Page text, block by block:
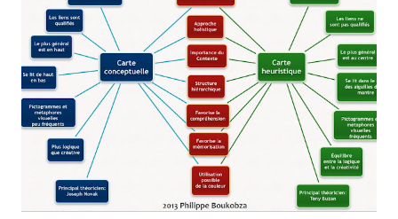
contenu. Il est nécessaire, une fois la carte téléchargée, de
simplifier les branches car elles comportent beaucoup de texte.
Quoi qu'il en soit, ceci n'est qu'un début et le mind mapping se
rapproche à grand pas de la recherche documentaire, sur le
Web et pourquoi pas dans une base de donnée. Voici ci-
dessous une recherche et la carte insérable dans un site qui
en rés...